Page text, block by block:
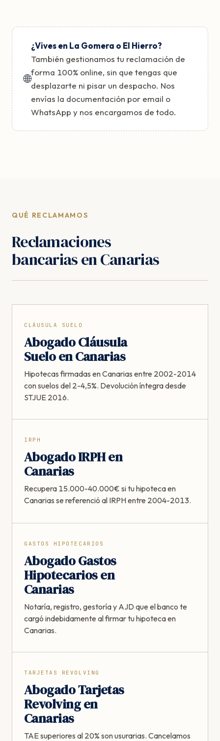
🌐
¿Vives en La Gomera o El Hierro?
También gestionamos tu reclamación de
forma 100% online, sin que tengas que
desplazarte ni pisar un despacho. Nos
envías la documentación por email o
WhatsApp y nos encargamos de todo.
QUÉ RECLAMAMOS
Reclamaciones
bancarias en Canarias
CLÁUSULA SUELO
Abogado Cláusula
Suelo en Canarias
Hipotecas firmadas en Canarias entre 2002-2014
con suelos del 2-4,5%. Devolución íntegra desde
STJUE 2016.
IRPH
Abogado IRPH en
Canarias
Recupera 15.000-40.000€ si tu hipoteca en
Canarias se referenció al IRPH entre 2004-2013.
GASTOS HIPOTECARIOS
Abogado Gastos
Hipotecarios en
Canarias
Notaría, registro, gestoría y AJD que el banco te
cargó indebidamente al firmar tu hipoteca en
Canarias.
TARJETAS REVOLVING
Abogado Tarjetas
Revolving en
Canarias
TAE superiores al 20% son usurarias. Cancelamos